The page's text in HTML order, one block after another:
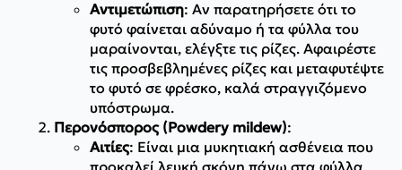
Αντιμετώπιση: Αν παρατηρήσετε ότι το
φυτό φαίνεται αδύναμο ή τα φύλλα του
μαραίνονται, ελέγξτε τις ρίζες. Αφαιρέστε
τις προσβεβλημένες ρίζες και μεταφυτέψτε
το φυτό σε φρέσκο, καλά στραγγιζόμενο
υπόστρωμα.
Περονόσπορος (Powdery mildew):
Αιτίες: Είναι μια μυκητιακή ασθένεια που